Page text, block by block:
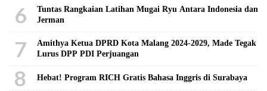
6
Tuntas Rangkaian Latihan Mugai Ryu Antara Indonesia dan
Jerman
7
Amithya Ketua DPRD Kota Malang 2024-2029, Made Tegak
Lurus DPP PDI Perjuangan
8 Hebat! Program RICH Gratis Bahasa Inggris di Surabaya